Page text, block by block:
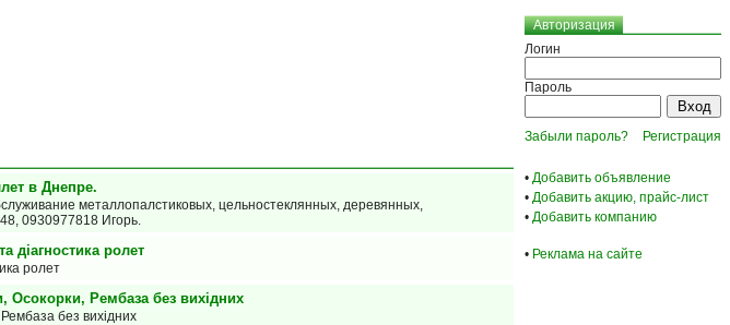
в Днепре.
металлопалстиковых, цельностеклянных, деревянных,
0930977818 Игорь.
діагностика ролет
ролет
Осокорки, Рембаза без вихідних
без вихідних
Авторизация
Логин
Пароль
Забыли пароль? Регистрация
• Добавить объявление
• Добавить акцию, прайс-лист
• Добавить компанию
• Реклама на сайте